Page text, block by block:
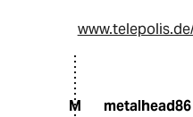
M metalhead86